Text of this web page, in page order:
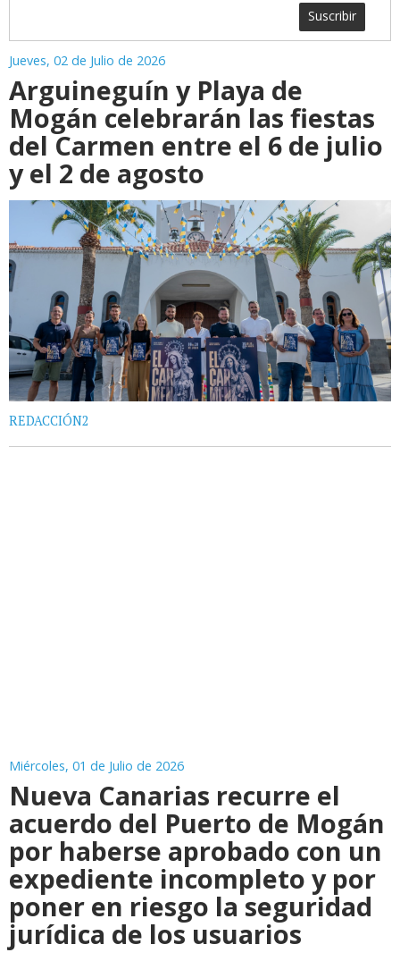
Suscribir
Jueves, 02 de Julio de 2026
Arguineguín y Playa de
Mogán celebrarán las fiestas
del Carmen entre el 6 de julio
y el 2 de agosto
REDACCIÓN2
Miércoles, 01 de Julio de 2026
Nueva Canarias recurre el
acuerdo del Puerto de Mogán
por haberse aprobado con un
expediente incompleto y por
poner en riesgo la seguridad
jurídica de los usuarios